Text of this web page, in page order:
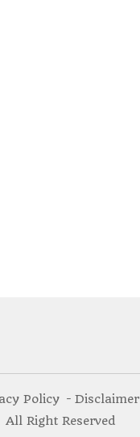
Policy
Disclaimer
Right Reserved